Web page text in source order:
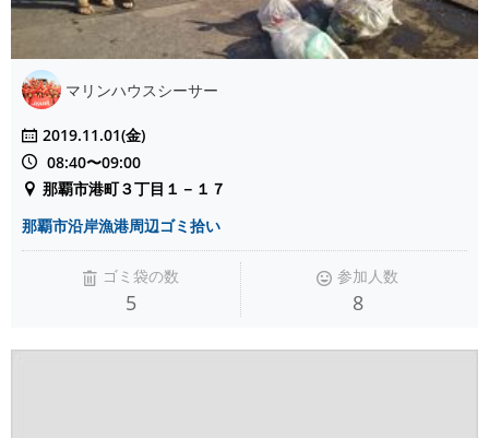
マリンハウスシーサー
2019.11.01(金)
08:40〜09:00
那覇市港町３丁目１－１７
那覇市沿岸漁港周辺ゴミ拾い
ゴミ袋の数
5
参加人数
8